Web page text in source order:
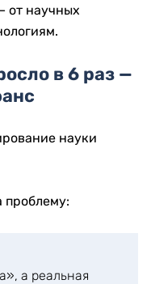
от научных
в 6 раз —
науки
проблему:
а реальная